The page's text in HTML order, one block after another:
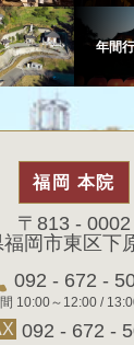
年間
福岡 本院
〒813 - 0002
岡市東区下
092 - 672 -
10:00～12:00 /
092 - 672 -